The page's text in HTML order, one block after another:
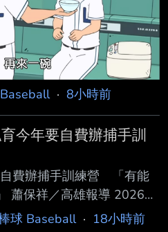
就應該在這時候起用。 他
的二軍戰親眼看過三位老
他們的身體狀況和技術都
們三人只要在一軍登場，
· 8小時前
今年要自費辦捕手訓
費辦捕手訓練營 「有能
蕭保祥／高雄報導 2026年
桃猿林泓育已經兩年沒有
球 Baseball· 18小時前